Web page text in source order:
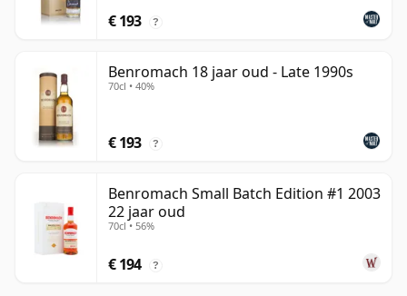
€ 193 ?
Benromach 18 jaar oud - Late 1990s
70cl • 40%
€ 193 ?
Benromach Small Batch Edition #1 2003
22 jaar oud
70cl • 56%
€ 194 ?